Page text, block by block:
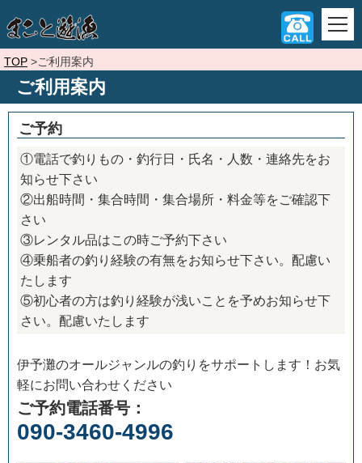
TOP ご利用案内
ご利用案内
ご予約
①電話で釣りもの・釣行日・氏名・人数・連絡先をお
知らせ下さい
②出船時間・集合時間・集合場所・料金等をご確認下
さい
③レンタル品はこの時ご予約下さい
④乗船者の釣り経験の有無をお知らせ下さい。配慮い
たします
⑤初心者の方は釣り経験が浅いことを予めお知らせ下
さい。配慮いたします
伊予灘のオールジャンルの釣りをサポートします！お気
軽にお問い合わせください
ご予約電話番号：
090-3460-4996